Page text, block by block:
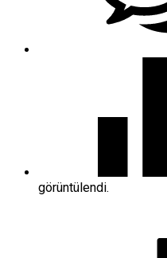
görüntülendi.